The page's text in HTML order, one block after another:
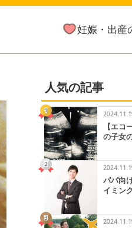
妊娠・出産
人気の記事
【エ
の子女
パパ向
イミン